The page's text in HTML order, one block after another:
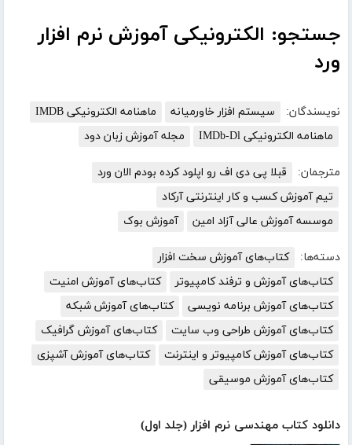
جستجو: الکترونیکی آموزش نرم افزار
ورد
نویسندگان: سیستم افزار خاورمیانه
ماهنامه الکترونیکی IMDB
ماهنامه الکترونیکی IMDb-Dl
مجله آموزش زبان دود
مترجمان:
قبلا پی دی اف رو اپلود کرده بودم الان ورد
تیم آموزش کسب و کار اینترنتی آرکاد
موسسه آموزش عالی آزاد امین
آموزش بوک
دسته‌ها:
کتاب‌های آموزش سخت افزار
کتاب‌های آموزش و ترفند کامپیوتر
کتاب‌های آموزش امنیت
کتاب‌های آموزش برنامه نویسی
کتاب‌های آموزش شبکه
کتاب‌های آموزش طراحی وب سایت
کتاب‌های آموزش گرافیک
کتاب‌های آموزش کامپیوتر و اینترنت
کتاب‌های آموزش آشپزی
کتاب‌های آموزش موسیقی
دانلود کتاب مهندسی نرم افزار (جلد اول)